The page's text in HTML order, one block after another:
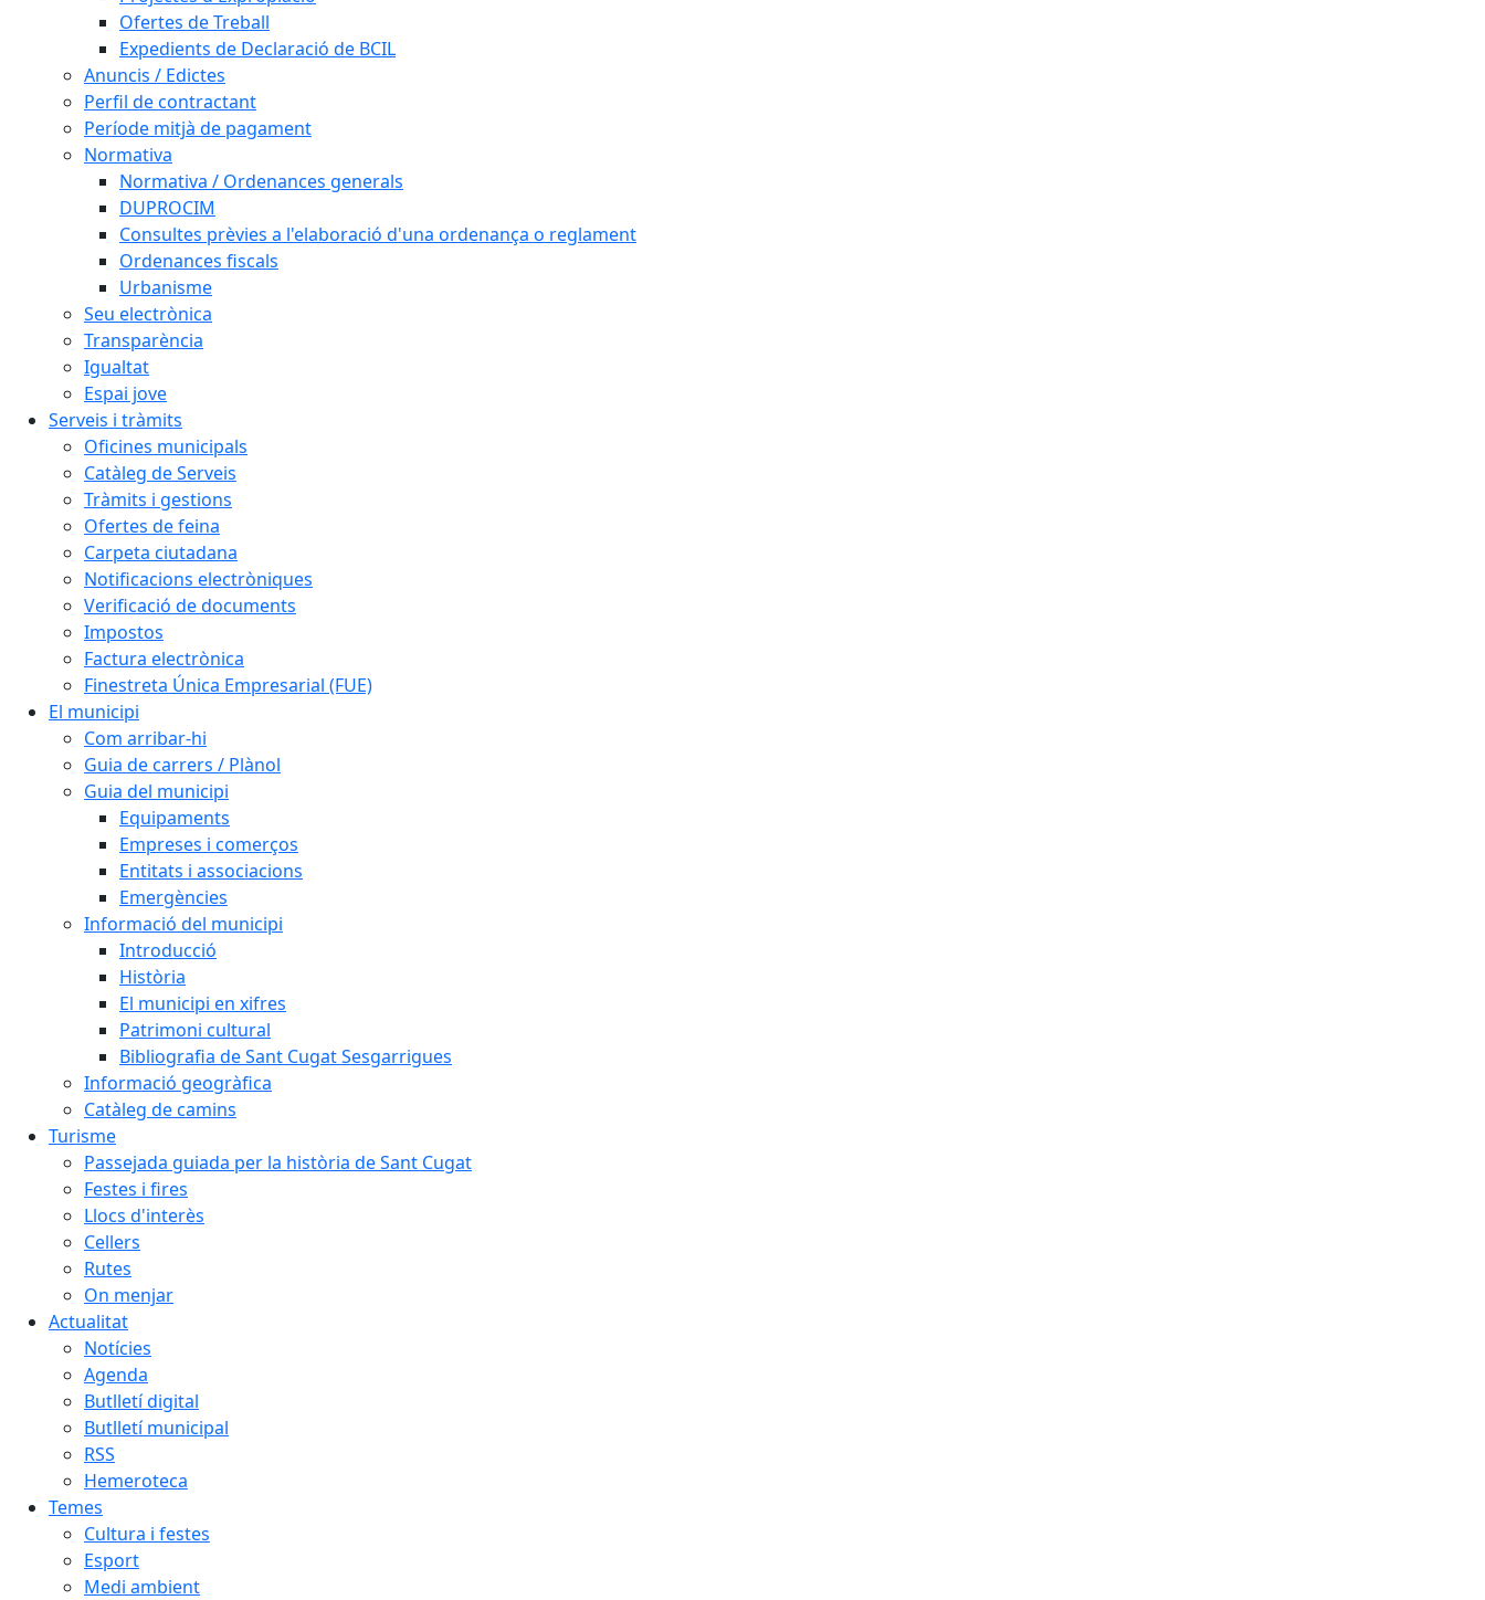
Ofertes de Treball
Expedients de Declaració de BCIL
Anuncis / Edictes
Perfil de contractant
Període mitjà de pagament
Normativa
Normativa / Ordenances generals
DUPROCIM
Consultes prèvies a l'elaboració d'una ordenança o reglament
Ordenances fiscals
Urbanisme
Seu electrònica
Transparència
Igualtat
Espai jove
Serveis i tràmits
Oficines municipals
Catàleg de Serveis
Tràmits i gestions
Ofertes de feina
Carpeta ciutadana
Notificacions electròniques
Verificació de documents
Impostos
Factura electrònica
Finestreta Única Empresarial (FUE)
El municipi
Com arribar-hi
Guia de carrers / Plànol
Guia del municipi
Equipaments
Empreses i comerços
Entitats i associacions
Emergències
Informació del municipi
Introducció
Història
El municipi en xifres
Patrimoni cultural
Bibliografia de Sant Cugat Sesgarrigues
Informació geogràfica
Catàleg de camins
Turisme
Passejada guiada per la història de Sant Cugat
Festes i fires
Llocs d'interès
Cellers
Rutes
On menjar
Actualitat
Notícies
Agenda
Butlletí digital
Butlletí municipal
RSS
Hemeroteca
Temes
Cultura i festes
Esport
Medi ambient